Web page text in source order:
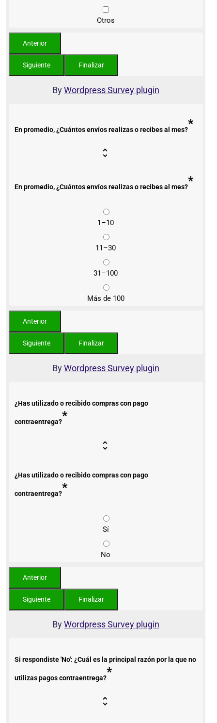
Otros
ByWordpress Survey plugin
En promedio, ¿Cuántos envíos realizas o recibes al mes?*
En promedio, ¿Cuántos envíos realizas o recibes al mes?*
1–10
11–30
31–100
Más de 100
ByWordpress Survey plugin
¿Has utilizado o recibido compras con pago
contraentrega?*
¿Has utilizado o recibido compras con pago
contraentrega?*
Sí
No
ByWordpress Survey plugin
Si respondiste 'No': ¿Cuál es la principal razón por la que no
utilizas pagos contraentrega?*